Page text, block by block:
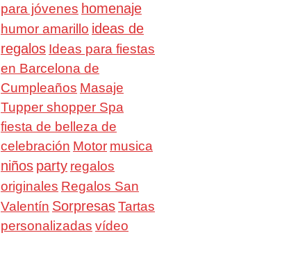
para jóvenes homenaje
humor amarillo ideas de
regalos Ideas para fiestas
en Barcelona de
Cumpleaños Masaje
Tupper shopper Spa
fiesta de belleza de
celebración Motor musica
niños party regalos
originales Regalos San
Valentín SorpresasTartas
personalizadas vídeo